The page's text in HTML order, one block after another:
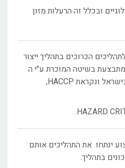
ובכלל זה הרעלות מזון
הכרוכים בתהליך ייצור
מתבצעת בשיטה המוכרת ע"י ה
FDA והרשויות באירופה ובישראל ונקראת HACCP,
HAZARD
ינתחו את התהליכים אותם
בתהליך.